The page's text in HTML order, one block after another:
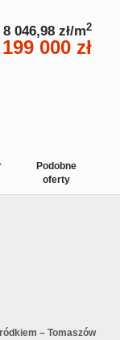
8 046,98 zł/m2
000 zł
Podobne
oferty
– Tomaszów